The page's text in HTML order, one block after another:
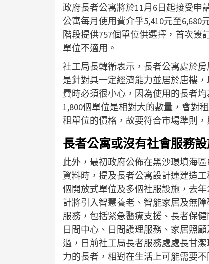
政府長者公寓將於11月6日起接受申
公寓每月使用費介乎5,410元至
階段提供757個單位供選擇，首次簽
單位不適用。
社工局長韓衛表示，長者公寓處於
是針對具一定經濟能力並居於唐樓
費時必須很小心，因為使用的長者
1,800個單位是相對大的數量，會對
租單位的價格，故要符合市場準則
長者公寓或沒有社會服務
此外，最初政府公佈在黑沙環填海
資料時，提及長者公寓設計連建造
個開放式單位及多個社服設施，去
計將引入智慧養老、智能家居及無
服務，包括緊急醫療支援、長者保
日間中心、日間護理服務、家居照
過，日前社工局長者服務處處長甘
力的長者，相對在生活上可能需要